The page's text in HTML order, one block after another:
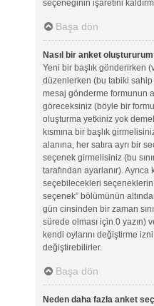
seçeneğinin işaretini
Başa dön
Nasıl bir anket
Yeni bir başlık gönderirken
düzenlerken (bu tabiki sahip
mesaj gönderme formunun
göreceksiniz (böyle bir
oluşturma yetkiniz yok
kısmına bir başlık
alanına, her satıra ayrı bir
seçenek girmelisiniz (bu
tarafından ayarlanır). Ayrıca
seçebilecekleri seçeneklerin
seçenek” bölümünün
gün cinsinden bir zaman
sürede olması için 0 yazın)
kendi oylarını değiştirme
değiştirebilirler.
Başa dön
Neden daha fazla anket